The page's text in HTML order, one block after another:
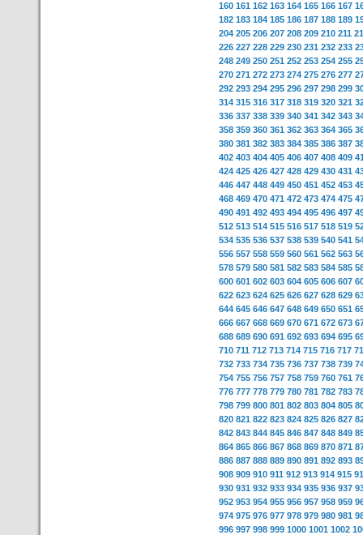
160 161 162 163 164 165 166 167
182 183 184 185 186 187 188 189
204 205 206 207 208 209 210 211
226 227 228 229 230 231 232 233
248 249 250 251 252 253 254 255
270 271 272 273 274 275 276 277
292 293 294 295 296 297 298 299
314 315 316 317 318 319 320 321
336 337 338 339 340 341 342 343
358 359 360 361 362 363 364 365
380 381 382 383 384 385 386 387
402 403 404 405 406 407 408 409
424 425 426 427 428 429 430 431
446 447 448 449 450 451 452 453
468 469 470 471 472 473 474 475
490 491 492 493 494 495 496 497
512 513 514 515 516 517 518 519
534 535 536 537 538 539 540 541
556 557 558 559 560 561 562 563
578 579 580 581 582 583 584 585
600 601 602 603 604 605 606 607
622 623 624 625 626 627 628 629
644 645 646 647 648 649 650 651
666 667 668 669 670 671 672 673
688 689 690 691 692 693 694 695
710 711 712 713 714 715 716 717
732 733 734 735 736 737 738 739
754 755 756 757 758 759 760 761
776 777 778 779 780 781 782 783
798 799 800 801 802 803 804 805
820 821 822 823 824 825 826 827
842 843 844 845 846 847 848 849
864 865 866 867 868 869 870 871
886 887 888 889 890 891 892 893
908 909 910 911 912 913 914 915
930 931 932 933 934 935 936 937
952 953 954 955 956 957 958 959
974 975 976 977 978 979 980 981
996 997 998 999 1000 1001 1002